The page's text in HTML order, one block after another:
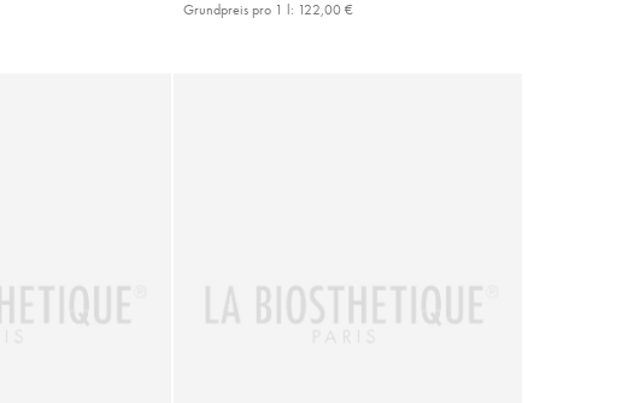
Grundpreis pro 1 l: 122,00 €